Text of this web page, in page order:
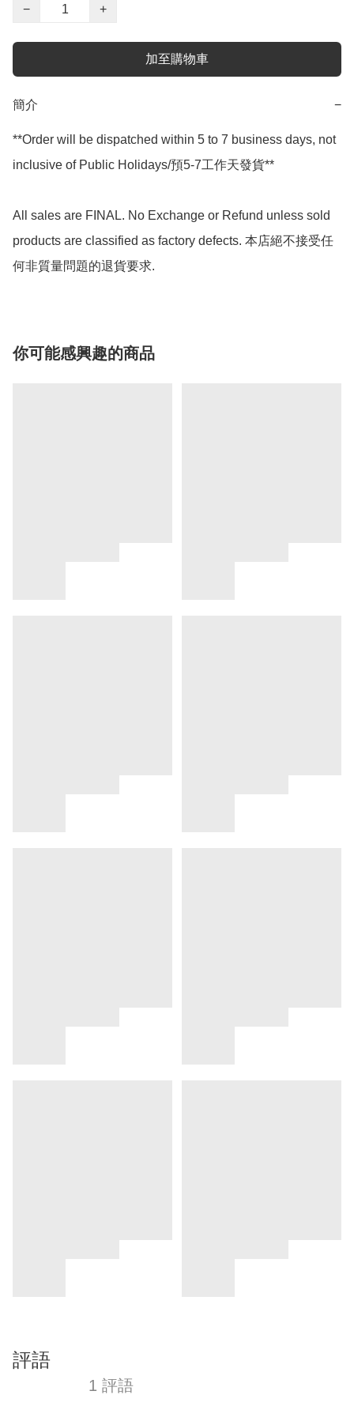
−
+
加至購物車
簡介 −
**Order will be dispatched within 5 to 7 business days, not
inclusive of Public Holidays/預5-7工作天發貨**
All sales are FINAL. No Exchange or Refund unless sold
products are classified as factory defects. 本店絕不接受任
何非質量問題的退貨要求.
你可能感興趣的商品
評語
1 評語